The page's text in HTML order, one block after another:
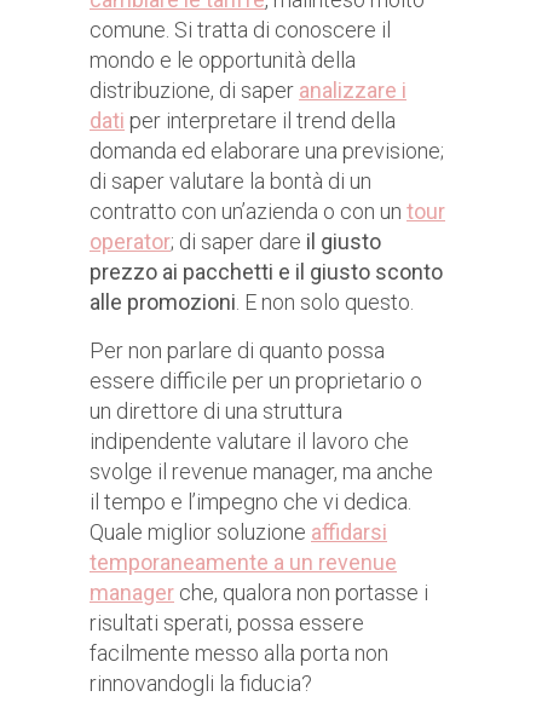
comune. Si tratta di conoscere il
mondo e le opportunità della
distribuzione, di saper analizzare i
dati per interpretare il trend della
domanda ed elaborare una previsione;
di saper valutare la bontà di un
contratto con un’azienda o con un tour
operator; di saper dare il giusto
prezzo ai pacchetti e il giusto sconto
alle promozioni . E non solo questo.
Per non parlare di quanto possa
essere difficile per un proprietario o
un direttore di una struttura
indipendente valutare il lavoro che
svolge il revenue manager, ma anche
il tempo e l’impegno che vi dedica.
Quale miglior soluzione affidarsi
temporaneamente a un revenue
manager che, qualora non portasse i
risultati sperati, possa essere
facilmente messo alla porta non
rinnovandogli la fiducia?